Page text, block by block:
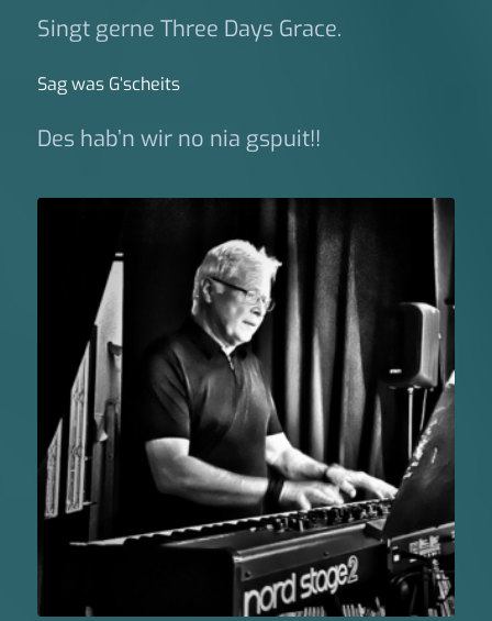
Singt gerne Three Days Grace.
Sag was G‘scheits
Des hab’n wir no nia gspuit!!